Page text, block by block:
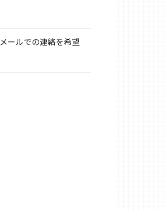
メールでの連絡を希望